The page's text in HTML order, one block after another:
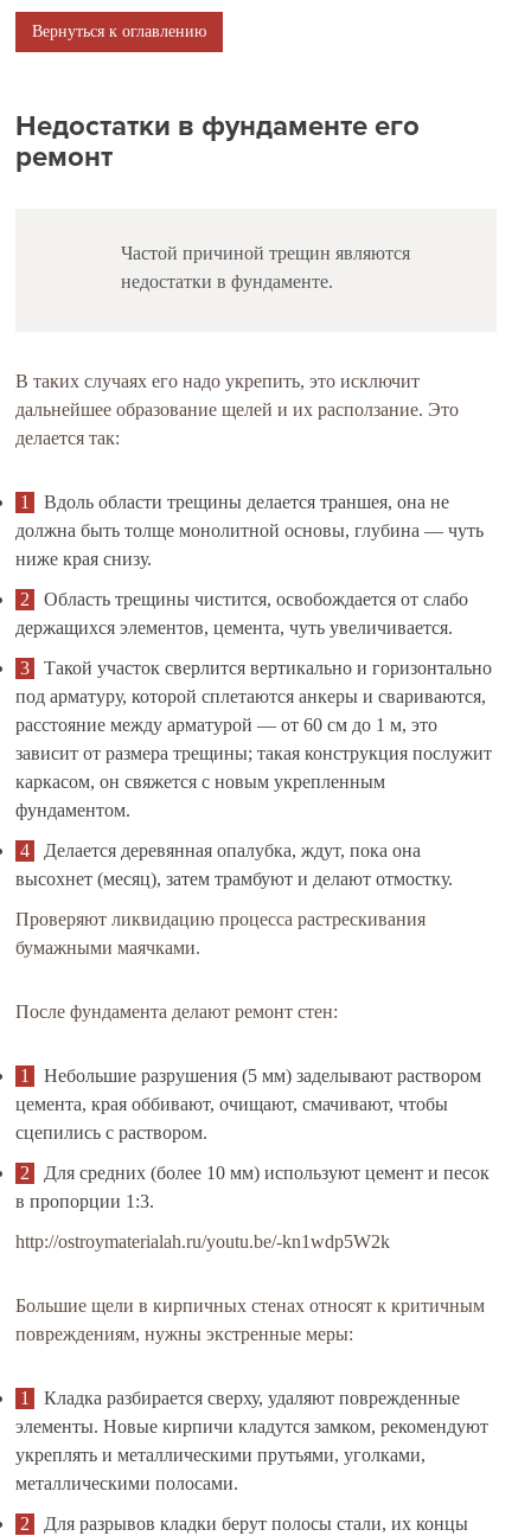
Вернуться к оглавлению
Недостатки в фундаменте его
ремонт
Частой причиной трещин являются
недостатки в фундаменте.
В таких случаях его надо укрепить, это исключит
дальнейшее образование щелей и их расползание. Это
делается так:
Вдоль области трещины делается траншея, она не
должна быть толще монолитной основы, глубина — чуть
ниже края снизу.
Область трещины чистится, освобождается от слабо
держащихся элементов, цемента, чуть увеличивается.
Такой участок сверлится вертикально и горизонтально
под арматуру, которой сплетаются анкеры и свариваются,
расстояние между арматурой — от 60 см до 1 м, это
зависит от размера трещины; такая конструкция послужит
каркасом, он свяжется с новым укрепленным
фундаментом.
Делается деревянная опалубка, ждут, пока она
высохнет (месяц), затем трамбуют и делают отмостку.
Проверяют ликвидацию процесса растрескивания
бумажными маячками.
После фундамента делают ремонт стен:
Небольшие разрушения (5 мм) заделывают раствором
цемента, края оббивают, очищают, смачивают, чтобы
сцепились с раствором.
Для средних (более 10 мм) используют цемент и песок
в пропорции 1:3.
http://ostroymaterialah.ru/youtu.be/-kn1wdp5W2k
Большие щели в кирпичных стенах относят к критичным
повреждениям, нужны экстренные меры:
Кладка разбирается сверху, удаляют поврежденные
элементы. Новые кирпичи кладутся замком, рекомендуют
укреплять и металлическими прутьями, уголками,
металлическими полосами.
Для разрывов кладки берут полосы стали, их концы